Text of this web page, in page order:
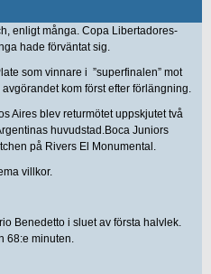
enligt många. Copa Libertadores-
hade förväntat sig.
som vinnare i ”superfinalen” mot
kom först efter förlängning.
Aires blev returmötet uppskjutet två
huvudstad.Boca Juniors
på Rivers El Monumental.
villkor.
Benedetto i sluet av första halvlek.
68:e minuten.